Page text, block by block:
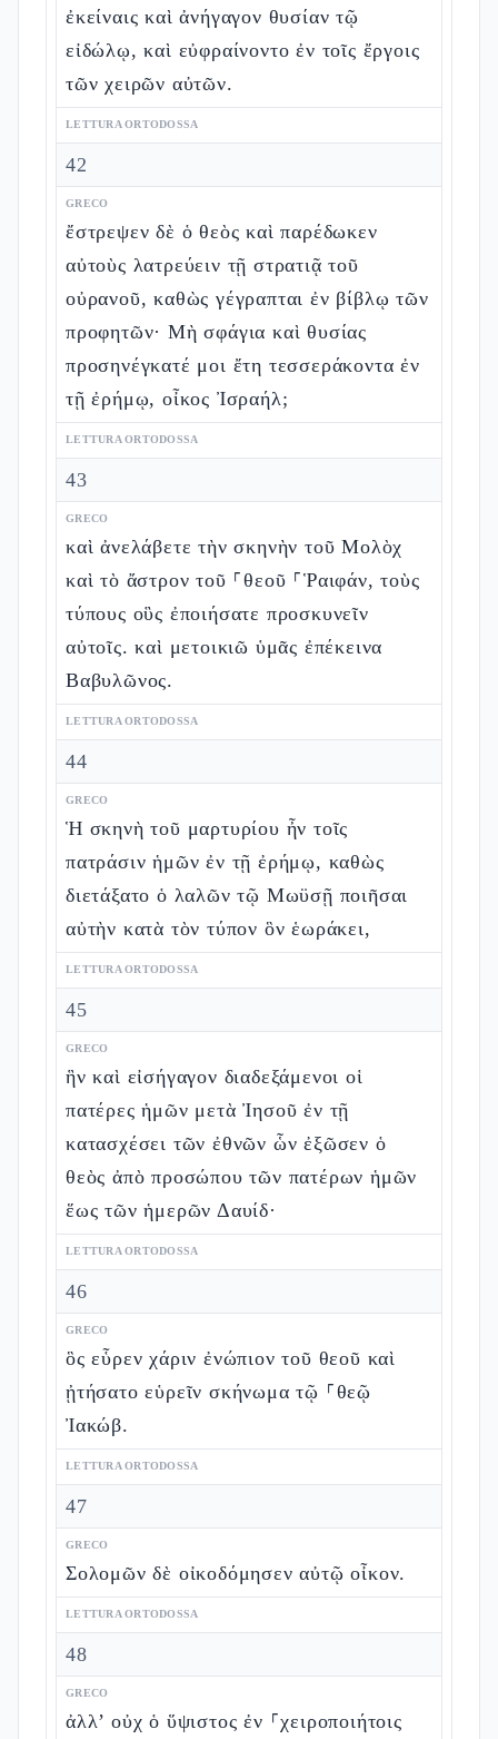
ἐκείναις καὶ ἀνήγαγον θυσίαν τῷ
εἰδώλῳ, καὶ εὐφραίνοντο ἐν τοῖς ἔργοις
τῶν χειρῶν αὐτῶν.
LETTURA ORTODOSSA
42
GRECO
ἔστρεψεν δὲ ὁ θεὸς καὶ παρέδωκεν
αὐτοὺς λατρεύειν τῇ στρατιᾷ τοῦ
οὐρανοῦ, καθὼς γέγραπται ἐν βίβλῳ τῶν
προφητῶν· Μὴ σφάγια καὶ θυσίας
προσηνέγκατέ μοι ἔτη τεσσεράκοντα ἐν
τῇ ἐρήμῳ, οἶκος Ἰσραήλ;
LETTURA ORTODOSSA
43
GRECO
καὶ ἀνελάβετε τὴν σκηνὴν τοῦ Μολὸχ
καὶ τὸ ἄστρον τοῦ ⸀θεοῦ ⸀Ῥαιφάν, τοὺς
τύπους οὓς ἐποιήσατε προσκυνεῖν
αὐτοῖς. καὶ μετοικιῶ ὑμᾶς ἐπέκεινα
Βαβυλῶνος.
LETTURA ORTODOSSA
44
GRECO
Ἡ σκηνὴ τοῦ μαρτυρίου ἦν τοῖς
πατράσιν ἡμῶν ἐν τῇ ἐρήμῳ, καθὼς
διετάξατο ὁ λαλῶν τῷ Μωϋσῇ ποιῆσαι
αὐτὴν κατὰ τὸν τύπον ὃν ἑωράκει,
LETTURA ORTODOSSA
45
GRECO
ἣν καὶ εἰσήγαγον διαδεξάμενοι οἱ
πατέρες ἡμῶν μετὰ Ἰησοῦ ἐν τῇ
κατασχέσει τῶν ἐθνῶν ὧν ἐξῶσεν ὁ
θεὸς ἀπὸ προσώπου τῶν πατέρων ἡμῶν
ἕως τῶν ἡμερῶν Δαυίδ·
LETTURA ORTODOSSA
46
GRECO
ὃς εὗρεν χάριν ἐνώπιον τοῦ θεοῦ καὶ
ᾐτήσατο εὑρεῖν σκήνωμα τῷ ⸀θεῷ
Ἰακώβ.
LETTURA ORTODOSSA
47
GRECO
Σολομῶν δὲ οἰκοδόμησεν αὐτῷ οἶκον.
LETTURA ORTODOSSA
48
GRECO
ἀλλ’ οὐχ ὁ ὕψιστος ἐν ⸀χειροποιήτοις